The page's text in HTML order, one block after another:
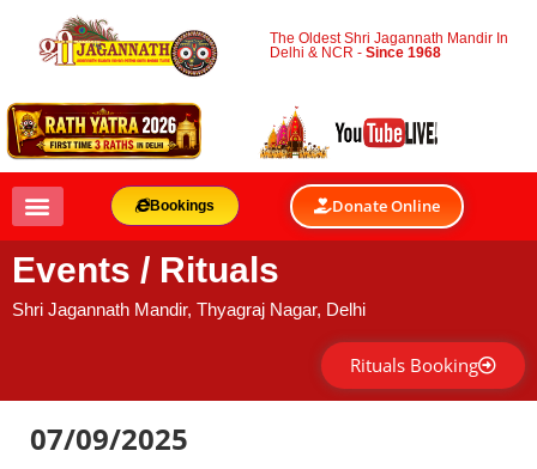
The Oldest Shri Jagannath Mandir In
Delhi & NCR -Since 1968
Bookings Donate Online
Events / Rituals
Shri Jagannath Mandir, Thyagraj Nagar, Delhi
Rituals Booking
07/09/2025